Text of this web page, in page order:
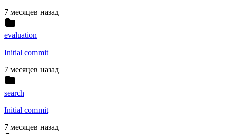
7 месяцев назад
evaluation
Initial commit
7 месяцев назад
search
Initial commit
7 месяцев назад